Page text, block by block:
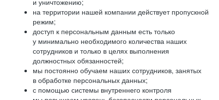
и уничтожению;
на территории нашей компании действует пропускной
режим;
доступ к персональным данным есть только
у минимально необходимого количества наших
сотрудников и только в целях выполнения
должностных обязанностей;
мы постоянно обучаем наших сотрудников, занятых
в обработке персональных данных;
с помощью системы внутреннего контроля